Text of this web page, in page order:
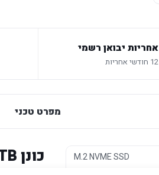
אחריות יבואן רשמי
12 חודשי אחריות
מפרט טכני
M.2 NVME SSD
כונן Samsung 990 EVO PLUS 2TB